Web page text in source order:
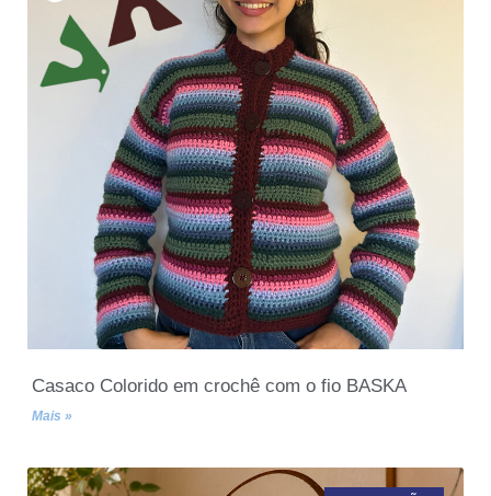
Casaco Colorido em crochê com o fio BASKA
Mais »